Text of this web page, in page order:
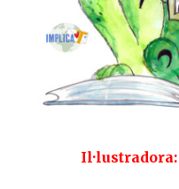
Il·lustradora: